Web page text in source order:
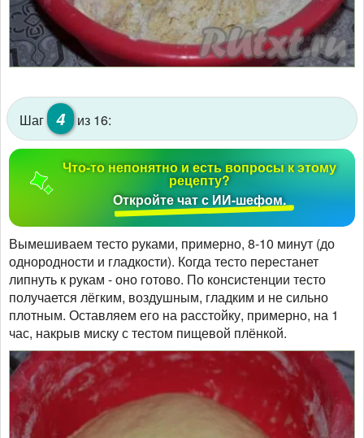
Шаг 4 из 16:
Что-то непонятно и есть вопросы к этому
рецепту?
Откройте чат с ИИ-шефом.
Вымешиваем тесто руками, примерно, 8-10 минут (до
однородности и гладкости). Когда тесто перестанет
липнуть к рукам - оно готово. По консистенции тесто
получается лёгким, воздушным, гладким и не сильно
плотным. Оставляем его на расстойку, примерно, на 1
час, накрыв миску с тестом пищевой плёнкой.